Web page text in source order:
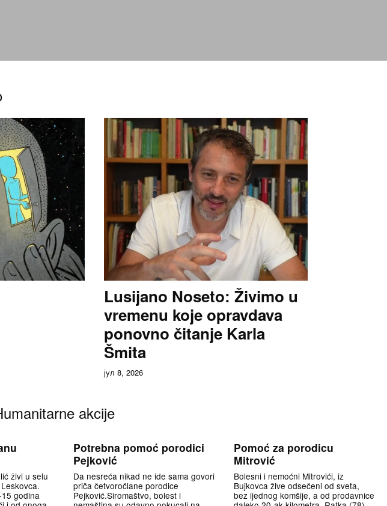
Lusijano Noseto: Živimo u
vremenu koje opravdava
ponovno čitanje Karla
Šmita
јул 8, 2026
akcije
živi u selu
godina
Potrebna pomoć porodici
Pejković
Da nesreća nikad ne ide sama govori
priča četvoročlane porodice
Pejković.Siromaštvo, bolest i
Pomoć za porodicu
Mitrović
Bolesni i nemoćni Mitrovići, iz
Bujkovca žive odsečeni od sveta,
bez ijednog komšije, a od prodavnice